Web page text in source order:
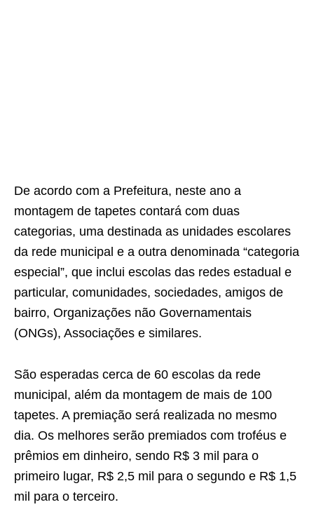
De acordo com a Prefeitura, neste ano a
montagem de tapetes contará com duas
categorias, uma destinada as unidades escolares
da rede municipal e a outra denominada “categoria
especial”, que inclui escolas das redes estadual e
particular, comunidades, sociedades, amigos de
bairro, Organizações não Governamentais
(ONGs), Associações e similares.
São esperadas cerca de 60 escolas da rede
municipal, além da montagem de mais de 100
tapetes. A premiação será realizada no mesmo
dia. Os melhores serão premiados com troféus e
prêmios em dinheiro, sendo R$ 3 mil para o
primeiro lugar, R$ 2,5 mil para o segundo e R$ 1,5
mil para o terceiro.